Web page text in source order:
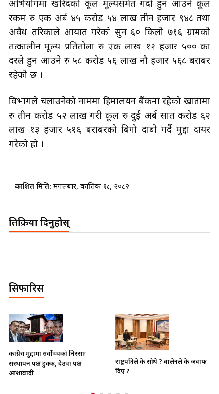
अभियोगमा खरिदको कूल मूल्यसमेत गर्दा हुन आउने कूल
रकम रु एक अर्ब ४५ करोड ५४ लाख तीन हजार ९४८ तथा
अवैध तरिकाले आयात गरेको सुन ६० किलो ७१६ ग्रामको
तत्कालीन मूल्य प्रतितोला रु एक लाख १२ हजार ५०० का
दरले हुन आउने रु ५८ करोड ५६ लाख नौ हजार ५६८ बराबर
रहेको छ ।
विभागले चलाउनेको नाममा हिमालयन बैंकमा रहेको खातामा
रु तीन करोड ५२ लाख गरी कूल रु दुई अर्ब सात करोड ६२
लाख १३ हजार ५१६ बराबरको बिगो दाबी गर्दै मुद्दा दायर
गरेको हो ।
प्रकाशित मिति: मंगलबार, कात्तिक १८, २०८२
प्रतिक्रिया दिनुहोस्
सिफारिस
राष्ट्रपतिले के सोधे ? बालेनले के जवाफ
दिए ?
क्रियाकलापप्रति सरकार पूर्ण रुपमा सचेत
छ